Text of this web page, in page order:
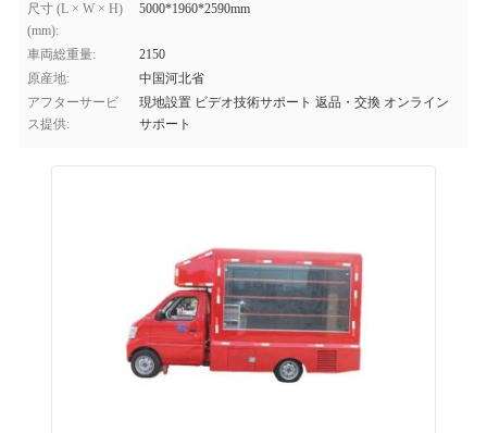
尺寸 (L × W × H)
(mm):
5000*1960*2590mm
車両総重量:
2150
原産地:
中国河北省
アフターサービ
ス提供:
現地設置 ビデオ技術サポート 返品・交換 オンライン
サポート